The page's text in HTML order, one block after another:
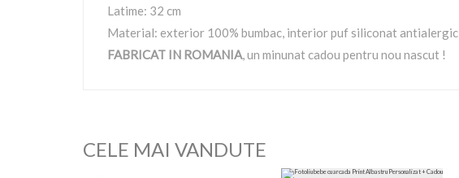
Latime: 32 cm
Material: exterior 100% bumbac, interior puf siliconat antialergic
FABRICAT IN ROMANIA, un minunat cadou pentru nou nascut !
CELE MAI VANDUTE